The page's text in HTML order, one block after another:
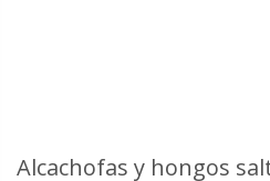
Alcachofas y hongos